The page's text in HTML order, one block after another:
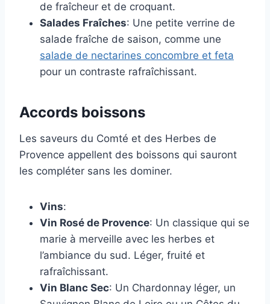
de fraîcheur et de croquant.
Salades Fraîches: Une petite verrine de
salade fraîche de saison, comme une
salade de nectarines concombre et feta
pour un contraste rafraîchissant.
Accords boissons
Les saveurs du Comté et des Herbes de
Provence appellent des boissons qui sauront
les compléter sans les dominer.
Vins:
Vin Rosé de Provence: Un classique qui se
marie à merveille avec les herbes et
l’ambiance du sud. Léger, fruité et
rafraîchissant.
Vin Blanc Sec: Un Chardonnay léger, un